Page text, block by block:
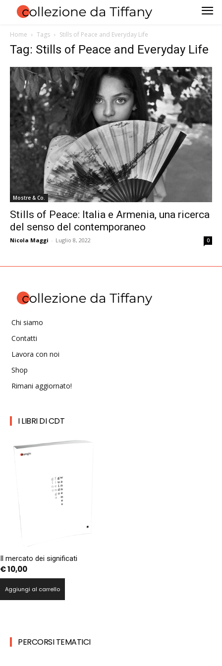
Home Tags Stills of Peace and Everyday Life
Tag: Stills of Peace and Everyday Life
Mostre & Co.
Stills of Peace: Italia e Armenia, una ricerca
del senso del contemporaneo
Nicola Maggi - Luglio 8, 2022 0
Chi siamo
Contatti
Lavora con noi
Shop
Rimani aggiornato!
I LIBRI DI CDT
Il mercato dei significati
€10,00
Aggiungi al carrello
PERCORSI TEMATICI